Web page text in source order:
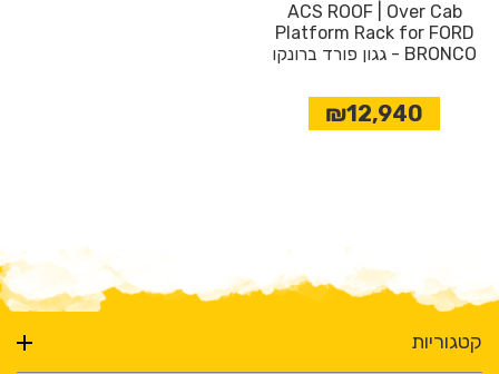
ACS ROOF | Over Cab
Platform Rack for FORD
BRONCO - גגון פורד ברונקו
₪12,940
קטגוריות